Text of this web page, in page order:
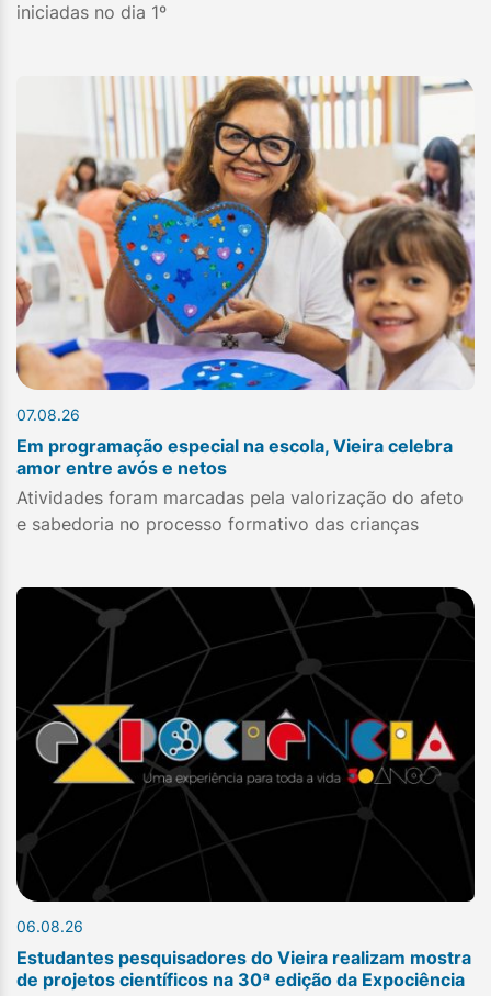
iniciadas no dia 1º
07.08.26
Em programação especial na escola, Vieira celebra
amor entre avós e netos
Atividades foram marcadas pela valorização do afeto
e sabedoria no processo formativo das crianças
06.08.26
Estudantes pesquisadores do Vieira realizam mostra
de projetos científicos na 30ª edição da Expociência